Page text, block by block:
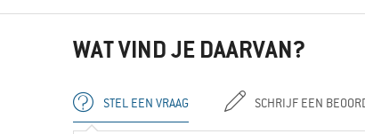
WAT VIND JE DAARVAN?
STEL EEN VRAAG SCHRIJF EEN